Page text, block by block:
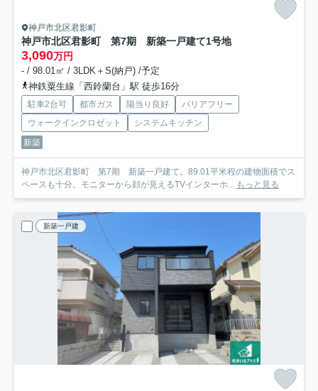
神戸市北区君影町
神戸市北区君影町 第7期 新築一戸建て1号地
3,090万円
- / 98.01㎡ / 3LDK＋S(納戸) /予定
神鉄粟生線「西鈴蘭台」駅 徒歩16分
駐車2台可 都市ガス 陽当り良好
バリアフリー
ウォークインクロゼット
システムキッチン
新築
神戸市北区君影町 第7期 新築一戸建て。89.01平米程の建物面積でス
ペースも十分。モニターから顔が見えるTVインターホ...
もっと見る
新築一戸建